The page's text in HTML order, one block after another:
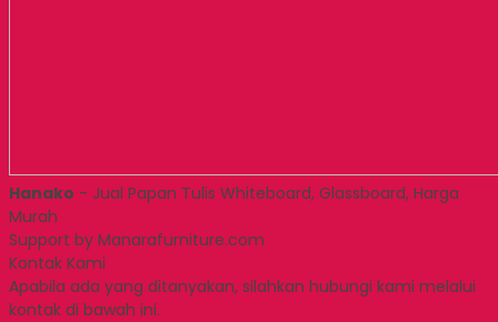
Hanako - Jual Papan Tulis Whiteboard, Glassboard, Harga
Murah
Support by Manarafurniture.com
Kontak Kami
Apabila ada yang ditanyakan, silahkan hubungi kami melalui
kontak di bawah ini.